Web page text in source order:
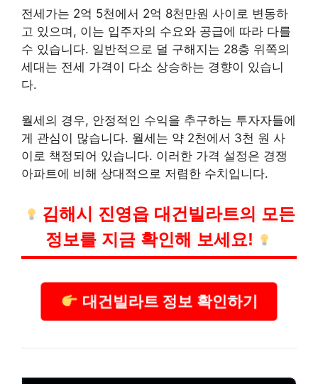
전세가는 2억 5천에서 2억 8천만원 사이로 변동하
고 있으며, 이는 입주자의 수요와 공급에 따라 다를
수 있습니다. 일반적으로 덜 구해지는 28층 위쪽의
세대는 전세 가격이 다소 상승하는 경향이 있습니
다.
월세의 경우, 안정적인 수익을 추구하는 투자자들에
게 관심이 많습니다. 월세는 약 2천에서 3천 원 사
이로 책정되어 있습니다. 이러한 가격 설정은 경쟁
아파트에 비해 상대적으로 저렴한 수치입니다.
김해시 진영읍 대건빌라트의 모든
정보를 지금 확인해 보세요!
대건빌라트 정보 확인하기